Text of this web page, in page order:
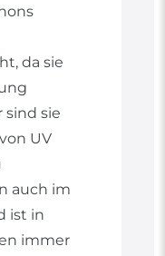
da sie
sind sie
UV
auch im
ist in
immer